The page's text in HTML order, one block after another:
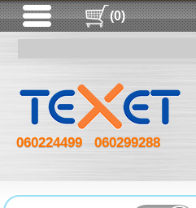
(0)
060224499 060299288